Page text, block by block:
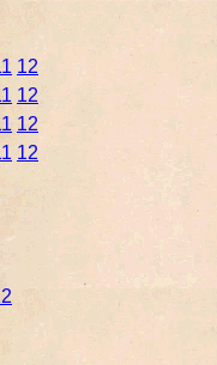
12
12
12
12